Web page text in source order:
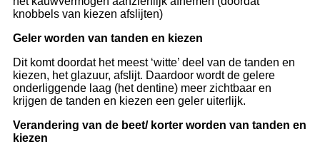
knobbels van kiezen afslijten)
Geler worden van tanden en kiezen
Dit komt doordat het meest ‘witte’ deel van de tanden en
kiezen, het glazuur, afslijt. Daardoor wordt de gelere
onderliggende laag (het dentine) meer zichtbaar en
krijgen de tanden en kiezen een geler uiterlijk.
Verandering van de beet/ korter worden van tanden en
kiezen